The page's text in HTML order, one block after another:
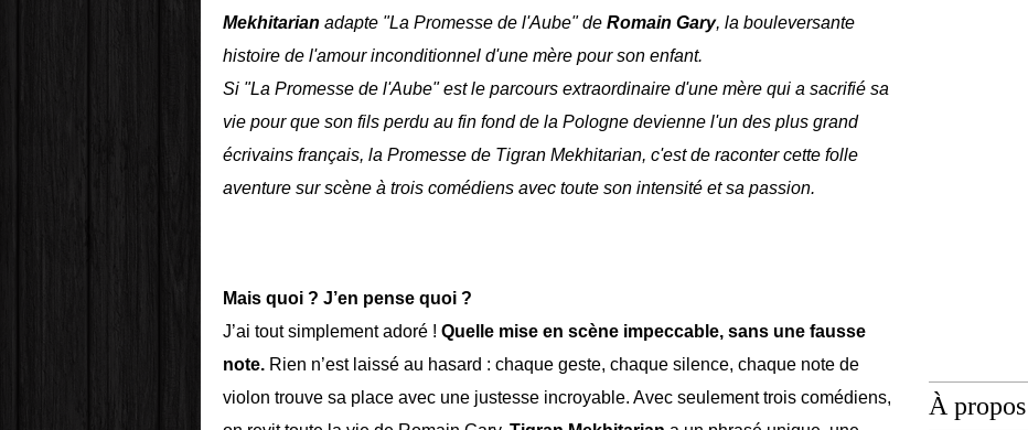
Mekhitarian adapte "La Promesse de l'Aube" de Romain Gary, la bouleversante
histoire de l'amour inconditionnel d'une mère pour son enfant.
Si "La Promesse de l'Aube" est le parcours extraordinaire d'une mère qui a sacrifié sa
vie pour que son fils perdu au fin fond de la Pologne devienne l'un des plus grand
écrivains français, la Promesse de Tigran Mekhitarian, c'est de raconter cette folle
aventure sur scène à trois comédiens avec toute son intensité et sa passion.
Mais quoi ? J’en pense quoi ?
J’ai tout simplement adoré ! Quelle mise en scène impeccable, sans une fausse
note. Rien n’est laissé au hasard : chaque geste, chaque silence, chaque note de
violon trouve sa place avec une justesse incroyable. Avec seulement trois comédiens,
À propos